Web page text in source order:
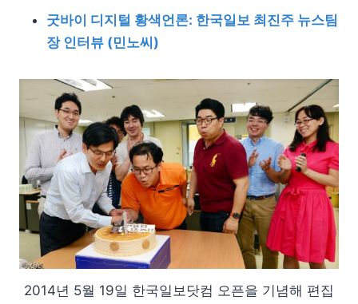
굿바이 디지털 황색언론: 한국일보 최진주 뉴스팀
장 인터뷰 (민노씨)
2014년 5월 19일 한국일보닷컴 오픈을 기념해 편집